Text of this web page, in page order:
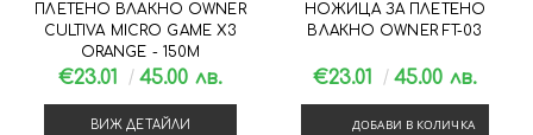
ПЛЕТЕНО ВЛАКНО OWNER
CULTIVA MICRO GAME X3
ORANGE - 150М
€23.01 45.00 лв.
ВИЖ ДЕТАЙЛИ
НОЖИЦА ЗА ПЛЕТЕНО
ВЛАКНО OWNER FT-03
€23.01 45.00 лв.
ДОБАВИ В КОЛИЧКА